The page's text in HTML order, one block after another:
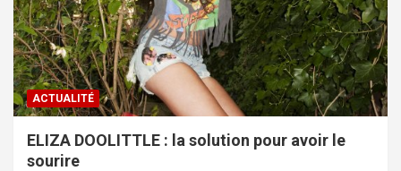
ACTUALITÉ
ELIZA DOOLITTLE : la solution pour avoir le
sourire